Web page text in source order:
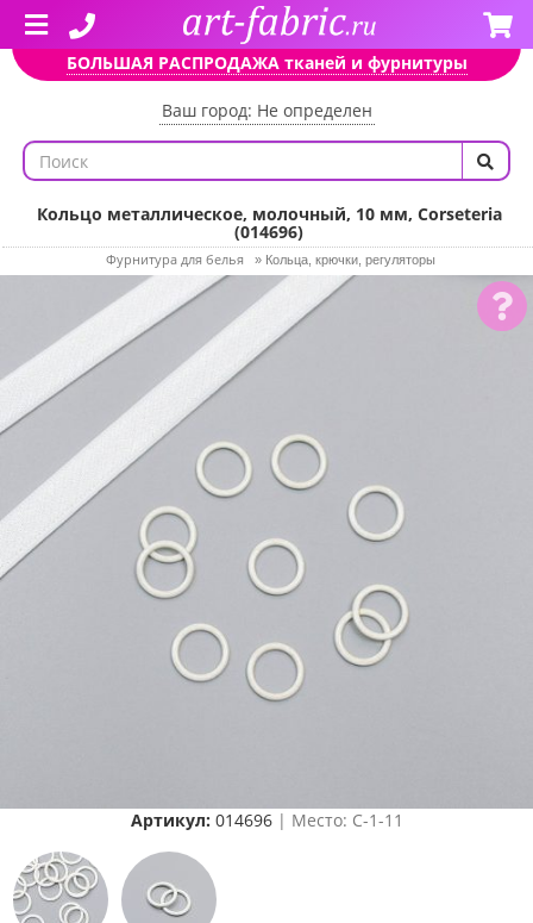
БОЛЬШАЯ РАСПРОДАЖА тканей и фурнитуры
Ваш город: Не определен
Кольцо металлическое, молочный, 10 мм, Corseteria
(014696)
Фурнитура для белья » Кольца, крючки, регуляторы
Артикул: 014696| Место: C-1-11